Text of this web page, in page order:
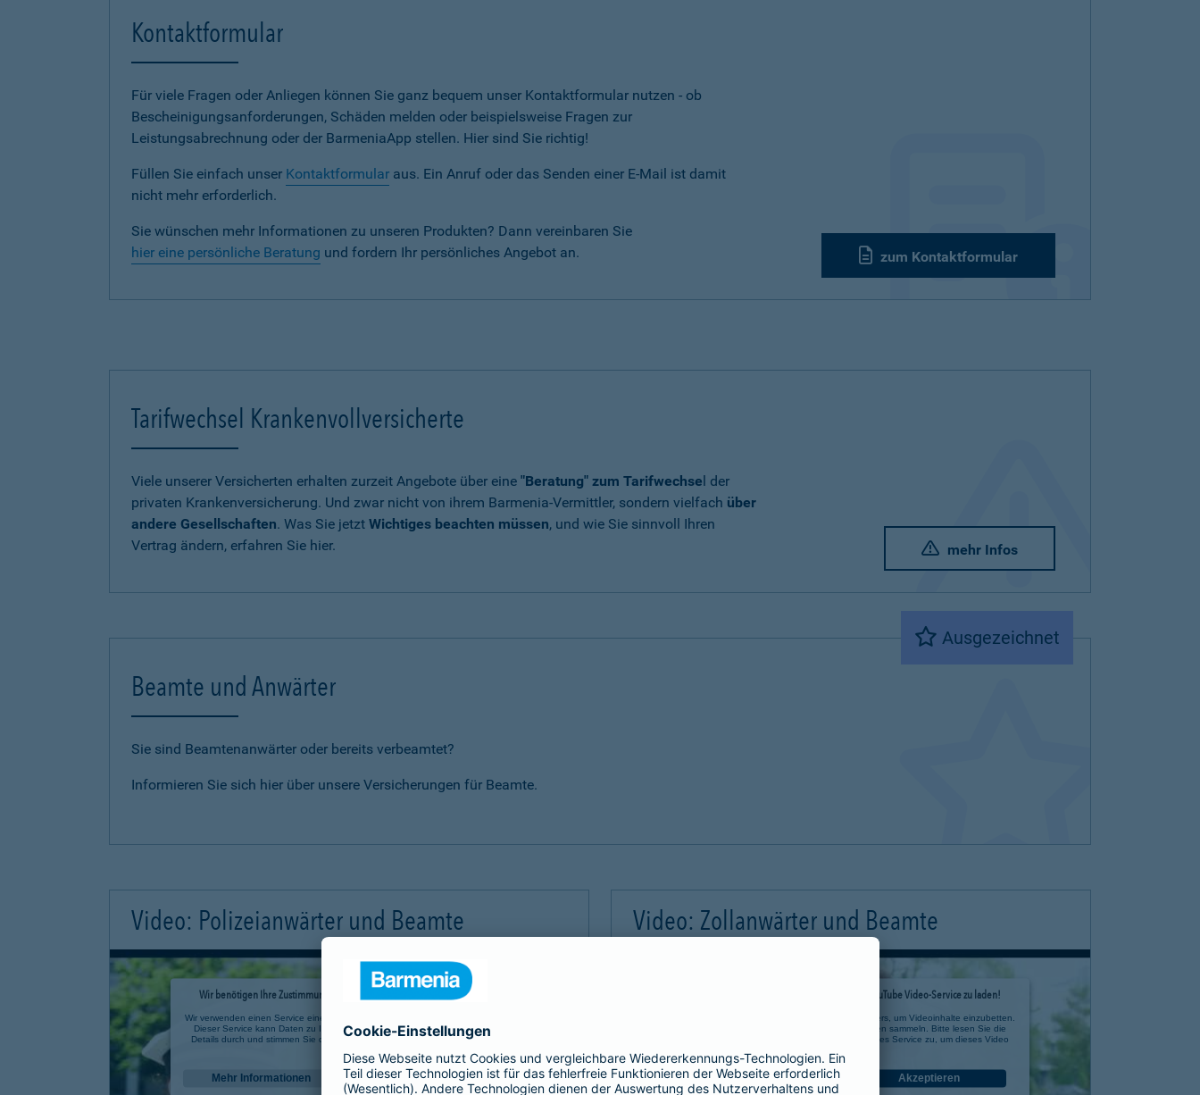
Kontaktformular
Für viele Fragen oder Anliegen können Sie ganz bequem unser Kontaktformular nutzen - ob
Bescheinigungsanforderungen, Schäden melden oder beispielsweise Fragen zur
Leistungsabrechnung oder der BarmeniaApp stellen. Hier sind Sie richtig!
Füllen Sie einfach unser Kontaktformular aus. Ein Anruf oder das Senden einer E-Mail ist damit
nicht mehr erforderlich.
Sie wünschen mehr Informationen zu unseren Produkten? Dann vereinbaren Sie
hier eine persönliche Beratung und fordern Ihr persönliches Angebot an. zum Kontaktformular
Tarifwechsel Krankenvollversicherte
Viele unserer Versicherten erhalten zurzeit Angebote über eine "Beratung" zum Tarifwechsel der
privaten Krankenversicherung. Und zwar nicht von ihrem Barmenia-Vermittler, sondern vielfach über
andere Gesellschaften. Was Sie jetzt Wichtiges beachten müssen, und wie Sie sinnvoll Ihren
Vertrag ändern, erfahren Sie hier.
mehr Infos
Ausgezeichnet
Beamte und Anwärter
Sie sind Beamtenanwärter oder bereits verbeamtet?
Informieren Sie sich hier über unsere Versicherungen für Beamte.
Video: Polizeianwärter und Beamte
Wir benötigen Ihre Zustimmung, um den YouTube Video-Service zu laden!
Wir verwenden einen Service eines Drittanbieters, um Videoinhalte einzubetten.
Dieser Service kann Daten zu Ihren Aktivitäten sammeln. Bitte lesen Sie die
Details durch und stimmen Sie der Nutzung des Service zu, um dieses Video
Mehr Informationen Akzeptieren
Video: Zollanwärter und Beamte
Wir benötigen Ihre Zustimmung, um den YouTube Video-Service zu laden!
Wir verwenden einen Service eines Drittanbieters, um Videoinhalte einzubetten.
Dieser Service kann Daten zu Ihren Aktivitäten sammeln. Bitte lesen Sie die
Details durch und stimmen Sie der Nutzung des Service zu, um dieses Video
Mehr Informationen Akzeptieren